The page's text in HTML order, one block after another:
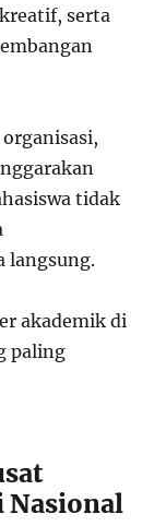
serta
tidak
langsung.
akademik di
paling
Nasional